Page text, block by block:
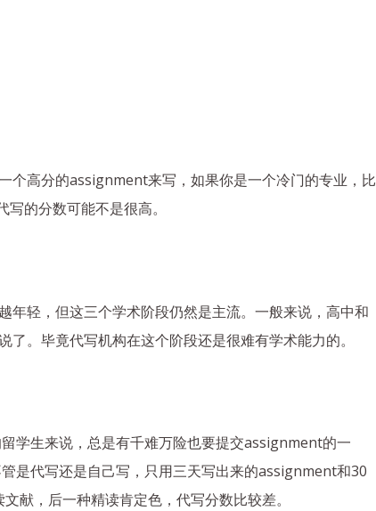
个高分的assignment来写，如果你是一个冷门的专业，比
的分数可能不是很高。
年轻，但这三个学术阶段仍然是主流。一般来说，高中和
。毕竟代写机构在这个阶段还是很难有学术能力的。
学生来说，总是有千难万险也要提交assignment的一
是代写还是自己写，只用三天写出来的assignment和30
献，后一种精读肯定色，代写分数比较差。